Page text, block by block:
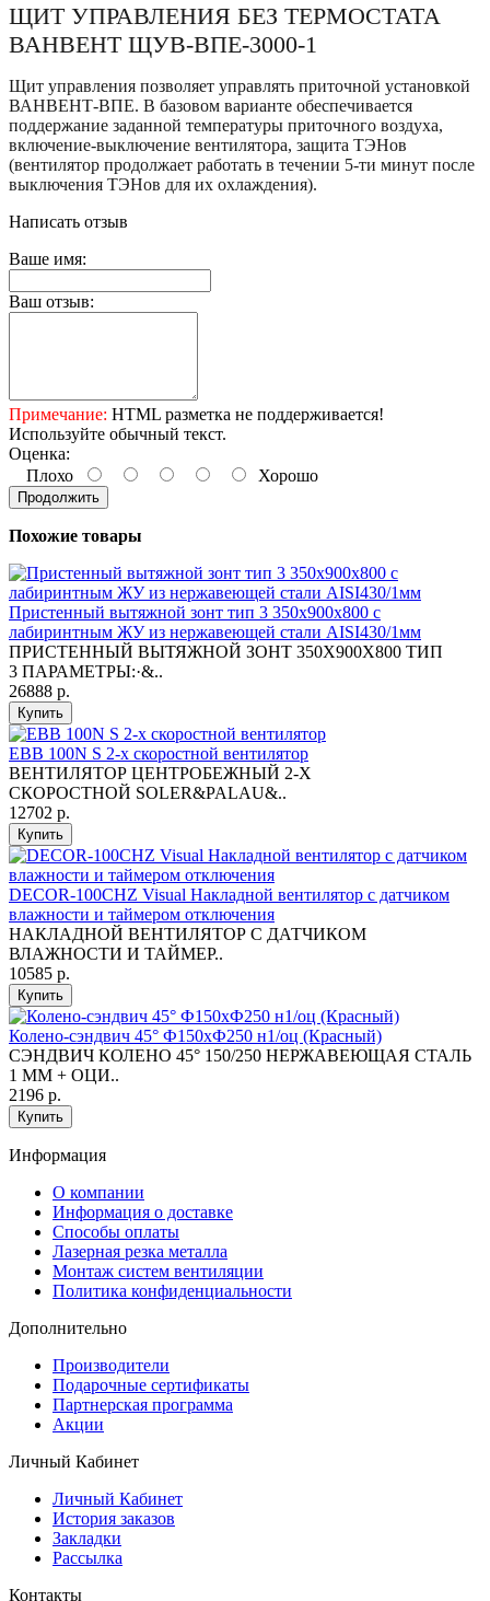
ЩИТ УПРАВЛЕНИЯ БЕЗ ТЕРМОСТАТА
ВАНВЕНТ ЩУВ-ВПЕ-3000-1
Щит управления позволяет управлять приточной установкой
ВАНВЕНТ-ВПЕ. В базовом варианте обеспечивается
поддержание заданной температуры приточного воздуха,
включение-выключение вентилятора, защита ТЭНов
(вентилятор продолжает работать в течении 5-ти минут после
выключения ТЭНов для их охлаждения).
Написать отзыв
Ваше имя:
Ваш отзыв:
Примечание: HTML разметка не поддерживается!
Используйте обычный текст.
Оценка:
Плохо
Хорошо
Продолжить
Похожие товары
Пристенный вытяжной зонт тип 3 350х900х800 с
лабиринтным ЖУ из нержавеющей стали AISI430/1мм
ПРИСТЕННЫЙ ВЫТЯЖНОЙ ЗОНТ 350X900X800 ТИП
3 ПАРАМЕТРЫ:·&..
26888 р.
Купить
EBB 100N S 2-х скоростной вентилятор
ВЕНТИЛЯТОР ЦЕНТРОБЕЖНЫЙ 2-Х
СКОРОСТНОЙ SOLER&PALAU&..
12702 р.
Купить
DECOR-100CHZ Visual Накладной вентилятор с датчиком
влажности и таймером отключения
НАКЛАДНОЙ ВЕНТИЛЯТОР С ДАТЧИКОМ
ВЛАЖНОСТИ И ТАЙМЕР..
10585 р.
Купить
Колено-сэндвич 45° Ф150хФ250 н1/оц (Красный)
СЭНДВИЧ КОЛЕНО 45° 150/250 НЕРЖАВЕЮЩАЯ СТАЛЬ
1 ММ + ОЦИ..
2196 р.
Купить
Информация
O компании
Информация о доставке
Способы оплаты
Лазерная резка металла
Монтаж систем вентиляции
Политика конфиденциальности
Дополнительно
Производители
Подарочные сертификаты
Партнерская программа
Акции
Личный Кабинет
Личный Кабинет
История заказов
Закладки
Рассылка
Контакты